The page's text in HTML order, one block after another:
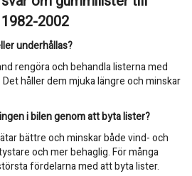
2002
underhållas?
rengöra och behandla listerna med
håller dem mjuka längre och minskar
i bilen genom att byta lister?
bättre och minskar både vind- och
och mer behaglig. För många
fördelarna med att byta lister.